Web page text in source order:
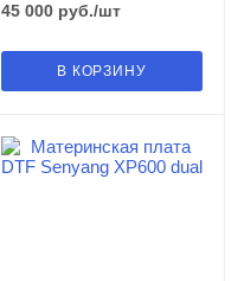
45 000руб./шт
В КОРЗИНУ